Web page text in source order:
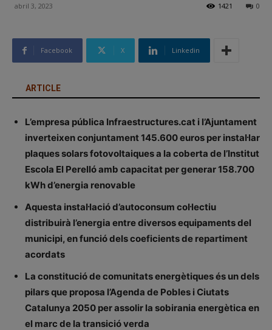
abril 3, 2023 0
1421
Facebook X Linkedin
ARTICLE
L’empresa pública Infraestructures.cat i l’Ajuntament
inverteixen conjuntament 145.600 euros per instal·lar
plaques solars fotovoltaiques a la coberta de l’Institut
Escola El Perelló amb capacitat per generar 158.700
kWh d’energia renovable
Aquesta instal·lació d’autoconsum col·lectiu
distribuirà l’energia entre diversos equipaments del
municipi, en funció dels coeficients de repartiment
acordats
La constitució de comunitats energètiques és un dels
pilars que proposa l’Agenda de Pobles i Ciutats
Catalunya 2050 per assolir la sobirania energètica en
el marc de la transició verda